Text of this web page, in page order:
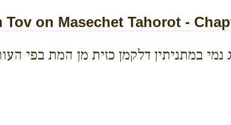
on Masechet Tahorot -
במתניתין דלקמן כזית מן המת בפי